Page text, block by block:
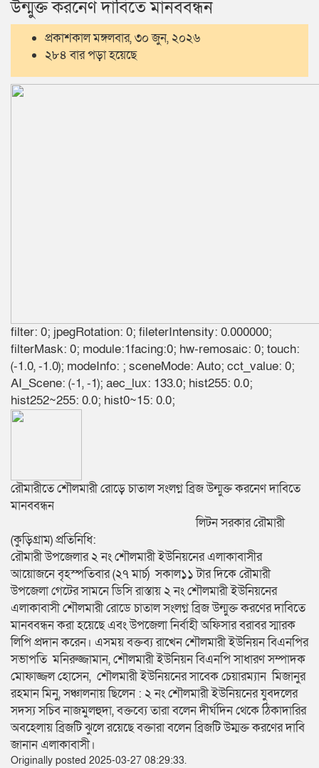
উন্মুক্ত করনেণ দাবিতে মানববন্ধন
প্রকাশকাল মঙ্গলবার, ৩০ জুন, ২০২৬
২৮৪ বার পড়া হয়েছে
filter: 0; jpegRotation: 0; fileterIntensity: 0.000000;
filterMask: 0; module:1facing:0; hw-remosaic: 0; touch:
(-1.0, -1.0); modeInfo: ; sceneMode: Auto; cct_value: 0;
AI_Scene: (-1, -1); aec_lux: 133.0; hist255: 0.0;
hist252~255: 0.0; hist0~15: 0.0;
রৌমারীতে শৌলমারী রোড়ে চাতাল সংলগ্ন ব্রিজ উন্মুক্ত করনেণ দাবিতে
মানববন্ধন
লিটন সরকার রৌমারী
(কুড়িগ্রাম) প্রতিনিধি:
রৌমারী উপজেলার ২ নং শৌলমারী ইউনিয়নের এলাকাবাসীর
আয়োজনে বৃহস্পতিবার (২৭ মার্চ) সকাল১১ টার দিকে রৌমারী
উপজেলা গেটের সামনে ডিসি রাস্তায় ২ নং শৌলমারী ইউনিয়নের
এলাকাবাসী শৌলমারী রোডে চাতাল সংলগ্ন ব্রিজ উন্মুক্ত করণের দাবিতে
মানববন্ধন করা হয়েছে এবং উপজেলা নির্বাহী অফিসার বরাবর স্মারক
লিপি প্রদান করেন। এসময় বক্তব্য রাখেন শৌলমারী ইউনিয়ন বিএনপির
সভাপতি মনিরুজ্জামান, শৌলমারী ইউনিয়ন বিএনপি সাধারণ সম্পাদক
মোফাজ্জল হোসেন, শৌলমারী ইউনিয়নের সাবেক চেয়ারম্যান মিজানুর
রহমান মিনু, সঞ্চালনায় ছিলেন : ২ নং শৌলমারী ইউনিয়নের যুবদলের
সদস্য সচিব নাজমুলহুদা, বক্তব্যে তারা বলেন দীর্ঘদিন থেকে ঠিকাদারির
অবহেলায় ব্রিজটি ঝুলে রয়েছে বক্তারা বলেন ব্রিজটি উম্মক্ত করণের দাবি
জানান এলাকাবাসী।
Originally posted 2025-03-27 08:29:33.